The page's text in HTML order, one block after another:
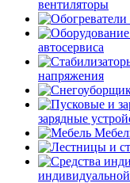
вентиляторы
автосервиса
напряжения
зарядные